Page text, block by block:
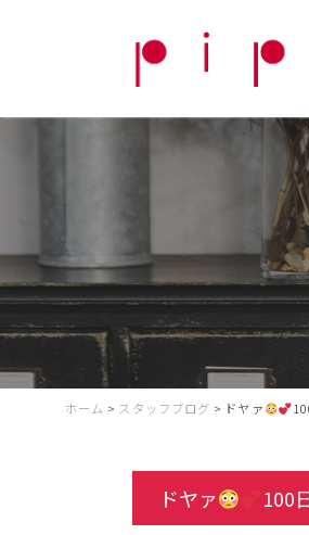
ホーム > スタッフブログ > ドヤァ
ドヤァ 100